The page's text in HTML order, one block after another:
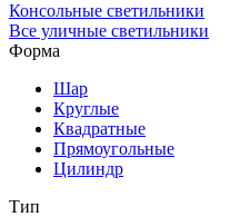
Консольные светильники
Все уличные светильники
Форма
Шар
Круглые
Квадратные
Прямоугольные
Цилиндр
Тип